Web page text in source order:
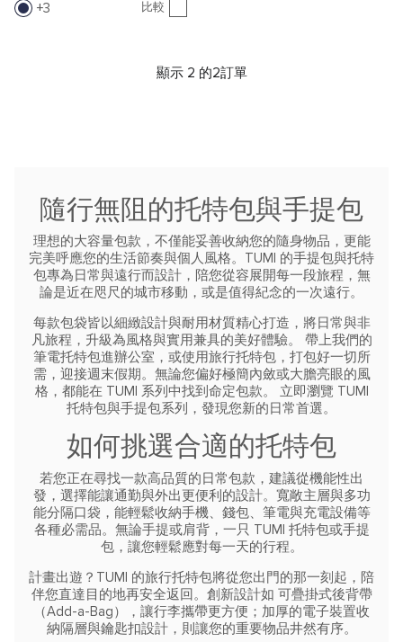
3 比較
顯示 2 的2訂單
隨行無阻的托特包與手提包
理想的大容量包款，不僅能妥善收納您的隨身物品，更能
完美呼應您的生活節奏與個人風格。TUMI 的手提包與托特
包專為日常與遠行而設計，陪您從容展開每一段旅程，無
論是近在咫尺的城市移動，或是值得紀念的一次遠行。
每款包袋皆以細緻設計與耐用材質精心打造，將日常與非
凡旅程，升級為風格與實用兼具的美好體驗。
帶上我們的
筆電托特包進辦公室，或使用旅行托特包，打包好一切所
需，迎接週末假期。無論您偏好極簡內斂或大膽亮眼的風
格，都能在 TUMI 系列中找到命定包款。
立即瀏覽 TUMI
托特包與手提包系列，發現您新的日常首選。
如何挑選合適的托特包
若您正在尋找一款高品質的日常包款，建議從機能性出
發，選擇能讓通勤與外出更便利的設計。寬敞主層與多功
能分隔口袋，能輕鬆收納手機、錢包、筆電與充電設備等
各種必需品。無論手提或肩背，一只 TUMI 托特包或手提
包，讓您輕鬆應對每一天的行程。
計畫出遊？TUMI 的旅行托特包將從您出門的那一刻起，陪
伴您直達目的地再安全返回。創新設計如 可疊掛式後背帶
（Add-a-Bag），讓行李攜帶更方便；加厚的電子裝置收
納隔層與鑰匙扣設計，則讓您的重要物品井然有序。